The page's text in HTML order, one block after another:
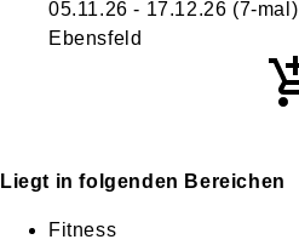
05.11.26 - 17.12.26 (7-mal)
Ebensfeld
Liegt in folgenden Bereichen
Fitness